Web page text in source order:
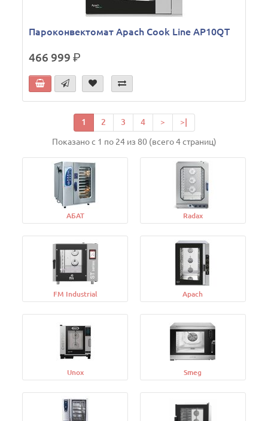
Пароконвектомат Apach Cook Line AP10QT
466 999р.
1 2 3 4 > >|
Показано с 1 по 24 из 80 (всего 4 страниц)
АБАТ Radax
FM Industrial Apach
Unox Smeg